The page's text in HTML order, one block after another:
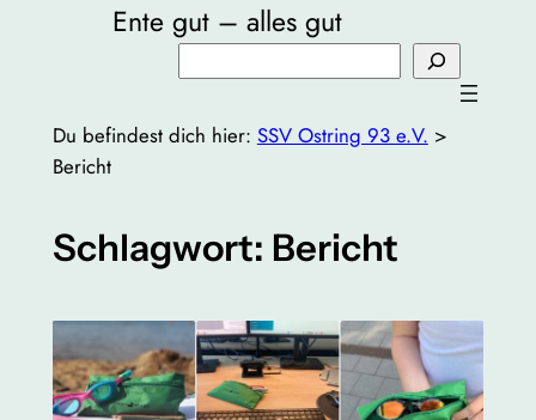
Ente gut – alles gut
Du befindest dich hier: SSV Ostring 93 e.V. >
Bericht
Schlagwort: Bericht